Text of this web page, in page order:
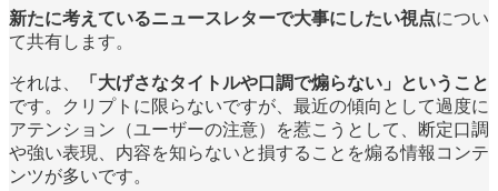
新たに考えているニュースレターで大事にしたい視点につい
て共有します。
それは、
「大げさなタイトルや口調で煽らない」ということ
です。クリプトに限らないですが、最近の傾向として過度に
アテンション（ユーザーの注意）を惹こうとして、断定口調
や強い表現、内容を知らないと損することを煽る情報コンテ
ンツが多いです。